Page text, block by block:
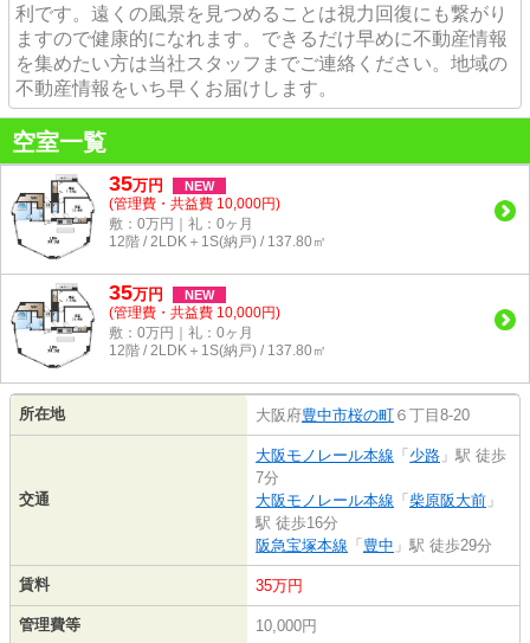
利です。遠くの風景を見つめることは視力回復にも繋がり
ますので健康的になれます。できるだけ早めに不動産情報
を集めたい方は当社スタッフまでご連絡ください。地域の
不動産情報をいち早くお届けします。
空室一覧
35万円 NEW
(管理費・共益費 10,000円)
敷：0万円｜礼：0ヶ月
12階 / 2LDK＋1S(納戸) / 137.80㎡
35万円 NEW
(管理費・共益費 10,000円)
敷：0万円｜礼：0ヶ月
12階 / 2LDK＋1S(納戸) / 137.80㎡
所在地 大阪府豊中市桜の町 ６丁目8-20
交通
大阪モノレール本線 「 少路 」駅 徒歩
7分
大阪モノレール本線 「 柴原阪大前 」
駅 徒歩16分
阪急宝塚本線 「 豊中 」駅 徒歩29分
賃料 35万円
管理費等 10,000円